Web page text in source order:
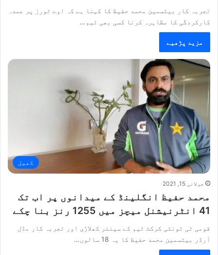
تجربہ کار بیٹسمین محمد حفیظ کا کہنا ہے کہ اوے ٹورز پر عمدہ
کارکردگی کا مظاہرہ کرنا کسی بھی ٹیم…
مزید پڑھیے
کھیل
جولائی 15, 2021
محمد حفیظ انگلینڈ کے میدانوں پر اب تک
41 انٹرنیشنل میچز میں 1255 رنز بنا چکے
قومی ٹی ٹونٹی کرکٹ ٹیم کے سینئر کھلاڑی اور تجربہ کار مڈل
آرڈر بیٹسمین محمد حفیظ کا یہ 18 سالوں…